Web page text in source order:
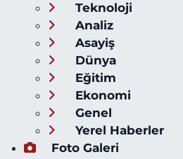
Teknoloji
Analiz
Asayiş
Dünya
Eğitim
Ekonomi
Genel
Yerel Haberler
Foto Galeri